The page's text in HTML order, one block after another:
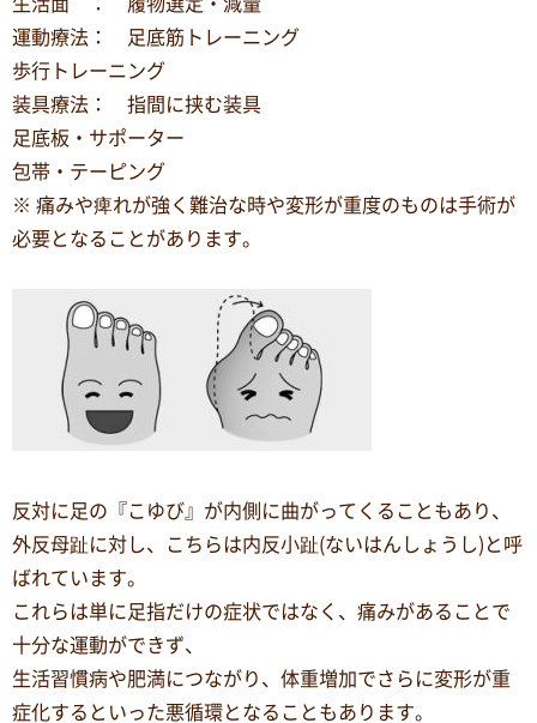
運動療法： 足底筋トレーニング
歩行トレーニング
装具療法： 指間に挟む装具
足底板・サポーター
包帯・テーピング
※ 痛みや痺れが強く難治な時や変形が重度のものは手術が
必要となることがあります。
反対に足の『こゆび』が内側に曲がってくることもあり、
外反母趾に対し、こちらは内反小趾(ないはんしょうし)と呼
ばれています。
これらは単に足指だけの症状ではなく、痛みがあることで
十分な運動ができず、
生活習慣病や肥満につながり、体重増加でさらに変形が重
症化するといった悪循環となることもあります。